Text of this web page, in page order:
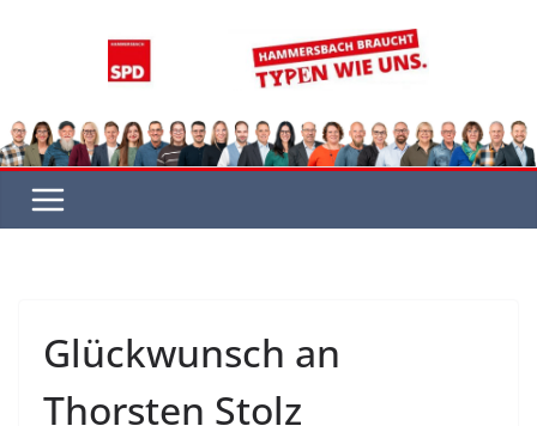
Glückwunsch an
Thorsten Stolz